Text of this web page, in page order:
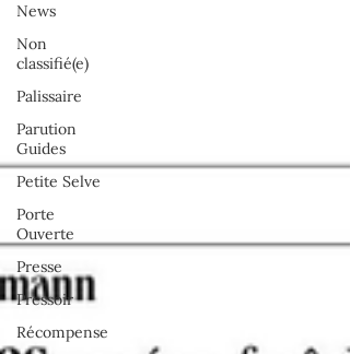
News
Non
classifié(e)
Palissaire
Parution
Guides
Petite Selve
Porte
Ouverte
Presse
Pressoir
Récompense